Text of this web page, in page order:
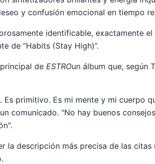
y confusión emocional en tiempo
identificable, exactamente
de “Habits (Stay High)”.
de ESTROun álbum que, según
Es primitivo. Es mi mente y mi cuerpo
comunicado. "No hay buenos
la descripción más precisa de las citas